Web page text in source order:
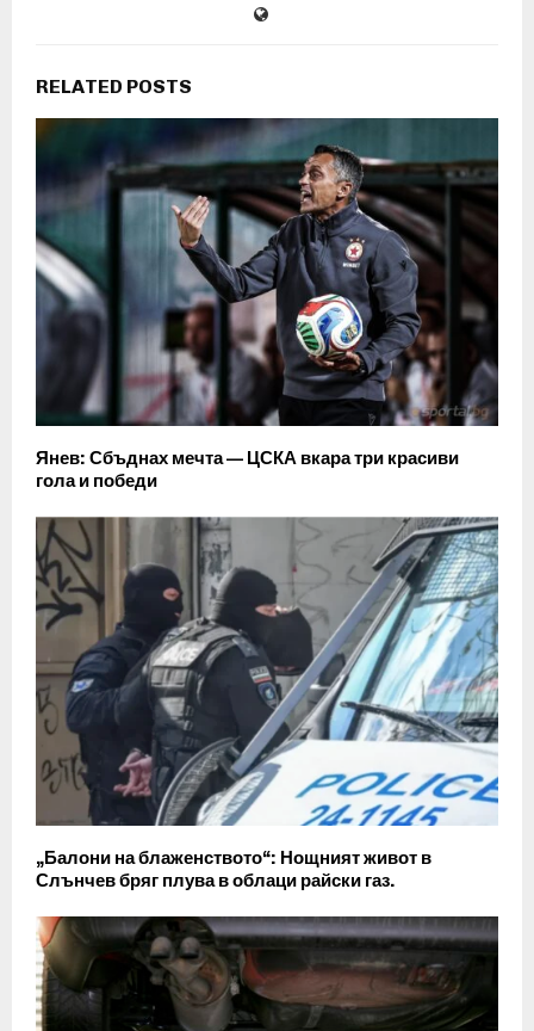
RELATED POSTS
Янев: Сбъднах мечта — ЦСКА вкара три красиви
гола и победи
„Балони на блаженството“: Нощният живот в
Слънчев бряг плува в облаци райски газ.